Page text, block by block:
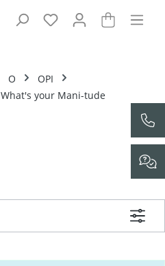
O
OPI
What's your Mani-tude